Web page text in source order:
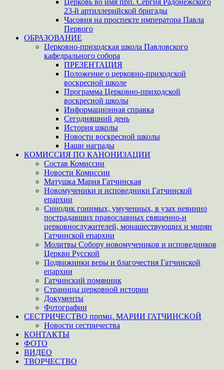
23-й артиллерийской бригады
Часовня на проспекте императора Павла
Первого
ОБРАЗОВАНИЕ
Церковно-приходская школа Павловского
кафедрального собора
ПРЕЗЕНТАЦИЯ
Положение о церковно-приходской
воскресной школе
Программа Церковно-приходской
воскресной школы
Информационная справка
Сегодняшний день
История школы
Новости воскресной школы
Наши награды
КОМИССИЯ ПО КАНОНИЗАЦИИ
Состав Комиссии
Новости Комиссии
Матушка Мария Гатчинская
Новомученики и исповедники Гатчинской
епархии
Синодик гонимых, умученных, в узах невинно
пострадавших православных священно-и
церковнослужителей, монашествующих и мирян
Гатчинской епархии
Молитвы Собору новомучеников и исповедников
Церкви Русской
Подвижники веры и благочестия Гатчинской
епархии
Гатчинский помянник
Страницы церковной истории
Документы
Фотографии
СЕСТРИЧЕСТВО прпмц. МАРИИ ГАТЧИНСКОЙ
Новости сестричества
КОНТАКТЫ
ФОТО
ВИДЕО
ТВОРЧЕСТВО